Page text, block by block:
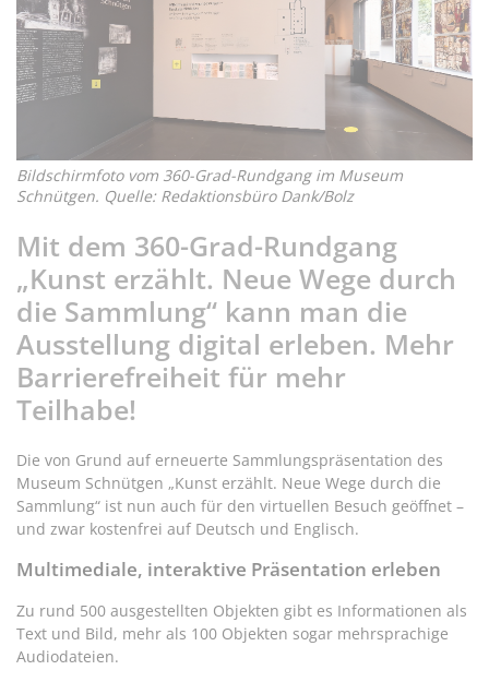
Bildschirmfoto vom 360-Grad-Rundgang im Museum
Schnütgen. Quelle: Redaktionsbüro Dank/Bolz
Mit dem 360-Grad-Rundgang
„Kunst erzählt. Neue Wege durch
die Sammlung“ kann man die
Ausstellung digital erleben. Mehr
Barrierefreiheit für mehr
Teilhabe!
Die von Grund auf erneuerte Sammlungspräsentation des
Museum Schnütgen „Kunst erzählt. Neue Wege durch die
Sammlung“ ist nun auch für den virtuellen Besuch geöffnet –
und zwar kostenfrei auf Deutsch und Englisch.
Multimediale, interaktive Präsentation erleben
Zu rund 500 ausgestellten Objekten gibt es Informationen als
Text und Bild, mehr als 100 Objekten sogar mehrsprachige
Audiodateien.